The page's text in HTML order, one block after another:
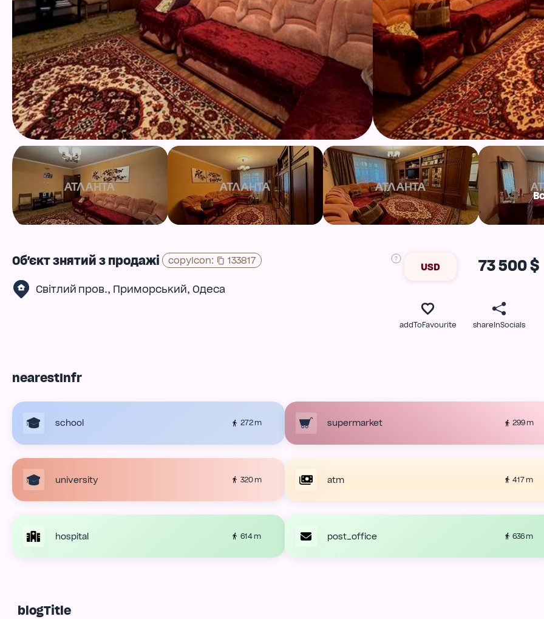
Об'єкт знятий з продажі copyIcon: 133817
Світлий пров., Приморський, Одеса
USD 73 500 $
addToFavourite shareInSocials
nearestInfr
school 272 m supermarket 299 m
university 320 m atm 417 m
hospital 614 m post_office 636 m
blogTitle